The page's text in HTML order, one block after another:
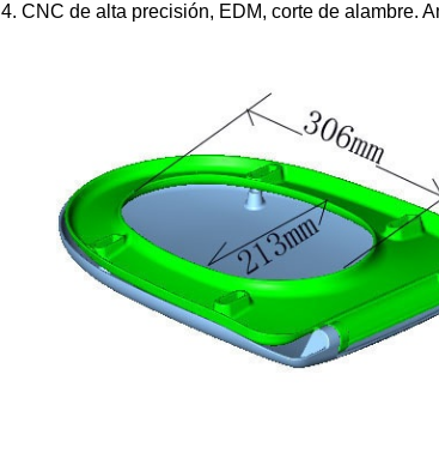
4. CNC de alta precisión, EDM, corte de alambre.